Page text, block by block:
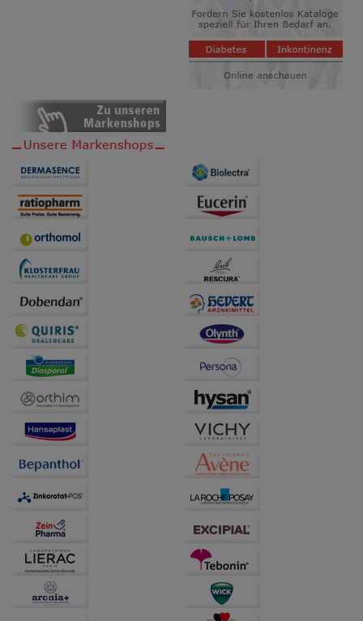
auf unserer Website aber auch die Werbung auf
Drittseiten möglichst relevant für Sie zu gestalten.
Dritte wie z.B. Google oder soziale Medien